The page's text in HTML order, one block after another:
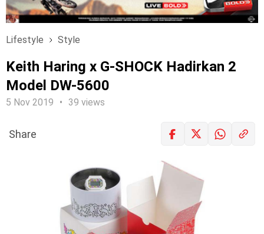
Lifestyle Style
Keith Haring x G-SHOCK Hadirkan 2
Model DW-5600
5 Nov 2019 39 views
LOGIN
Share